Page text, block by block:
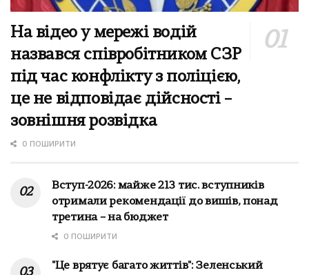
На відео у мережі водій
назвався співробітником СЗР
під час конфлікту з поліцією,
це не відповідає дійсності –
зовнішня розвідка
0 ПОШИРИТИ
Вступ-2026: майже 213 тис. вступників
отримали рекомендації до вишів, понад
третина – на бюджет
0 ПОШИРИТИ
"Це врятує багато життів": Зеленський